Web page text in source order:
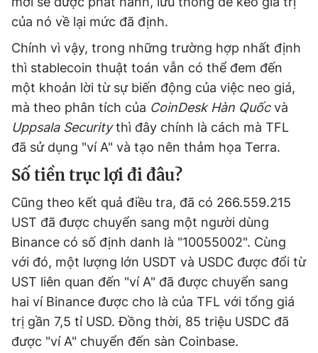
của nó về lại mức đã định.
Chính vì vậy, trong những trường hợp nhất định
thì stablecoin thuật toán vẫn có thể đem đến
một khoản lời từ sự biến động của việc neo giá,
mà theo phân tích của CoinDesk Hàn Quốcvà
Uppsala Securitythì đây chính là cách mà TFL
đã sử dụng "ví A" và tạo nên thảm họa Terra.
Số tiền trục lợi đi đâu?
Cũng theo kết quả điều tra, đã có 266.559.215
UST đã được chuyển sang một người dùng
Binance có số định danh là "10055002". Cùng
với đó, một lượng lớn USDT và USDC được đổi từ
UST liên quan đến "ví A" đã được chuyển sang
hai ví Binance được cho là của TFL với tổng giá
trị gần 7,5 tỉ USD. Đồng thời, 85 triệu USDC đã
được "ví A" chuyển đến sàn Coinbase.